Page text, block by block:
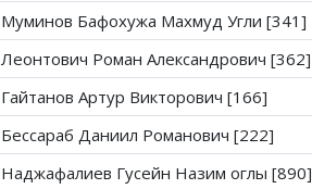
Муминов Бафохужа Махмуд Угли [341]
Леонтович Роман Александрович [362]
Гайтанов Артур Викторович [166]
Бессараб Даниил Романович [222]
Наджафалиев Гусейн Назим оглы [890]